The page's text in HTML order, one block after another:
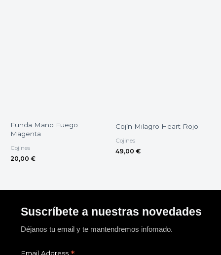
Funda Mano Fuego
Magenta
Cojines
20,00 €
Cojín Milagro Heart Rojo
Cojines
49,00 €
Suscríbete a nuestras novedades
Déjanos tu email y te mantendremos infomado.
Email Address